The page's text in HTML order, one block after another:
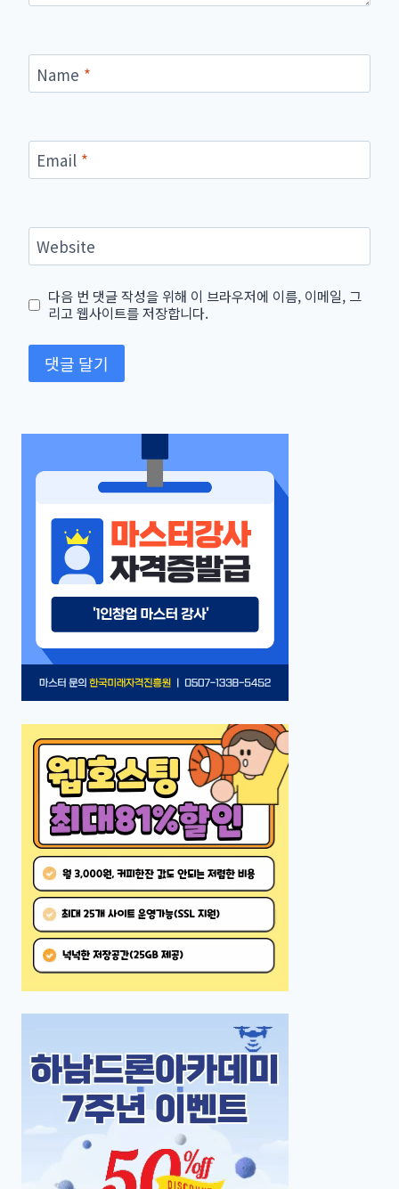
Name *
Email *
Website
다음 번 댓글 작성을 위해 이 브라우저에 이름, 이메일, 그
리고 웹사이트를 저장합니다.